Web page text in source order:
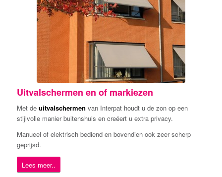
Uitvalschermen en of markiezen
Met de uitvalschermen van Interpat houdt u de zon op een
stijlvolle manier buitenshuis en creëert u extra privacy.
Manueel of elektrisch bediend en bovendien ook zeer scherp
geprijsd.
Lees meer..